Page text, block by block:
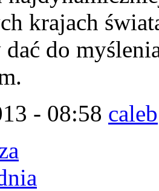
krajach
do
- 08:58 caleb